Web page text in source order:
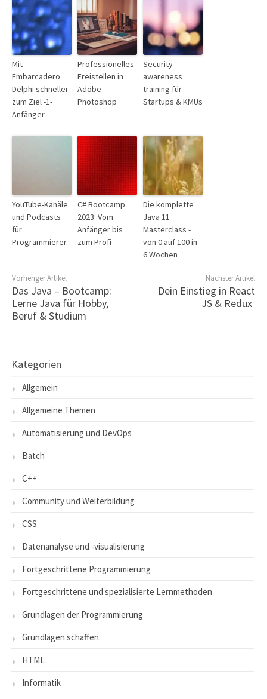
Mit
Embarcadero
Delphi schneller
zum Ziel -1-
Anfänger
Professionelles
Freistellen in
Adobe
Photoshop
Security
awareness
training für
Startups & KMUs
YouTube-Kanäle
und Podcasts
für
Programmierer
C# Bootcamp
2023: Vom
Anfänger bis
zum Profi
Die komplette
Java 11
Masterclass -
von 0 auf 100 in
6 Wochen
Vorheriger Artikel
Das Java – Bootcamp:
Lerne Java für Hobby,
Beruf & Studium
Nächster Artikel
Dein Einstieg in React
JS & Redux
Kategorien
Allgemein
Allgemeine Themen
Automatisierung und DevOps
Batch
C++
Community und Weiterbildung
CSS
Datenanalyse und -visualisierung
Fortgeschrittene Programmierung
Fortgeschrittene und spezialisierte Lernmethoden
Grundlagen der Programmierung
Grundlagen schaffen
HTML
Informatik